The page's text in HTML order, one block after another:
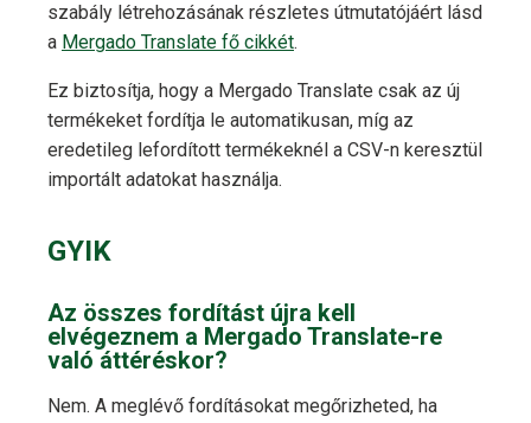
szabály létrehozásának részletes útmutatójáért lásd
a Mergado Translate fő cikkét.
Ez biztosítja, hogy a Mergado Translate csak az új
termékeket fordítja le automatikusan, míg az
eredetileg lefordított termékeknél a CSV-n keresztül
importált adatokat használja.
GYIK
Az összes fordítást újra kell
elvégeznem a Mergado Translate-re
való áttéréskor?
Nem. A meglévő fordításokat megőrizheted, ha